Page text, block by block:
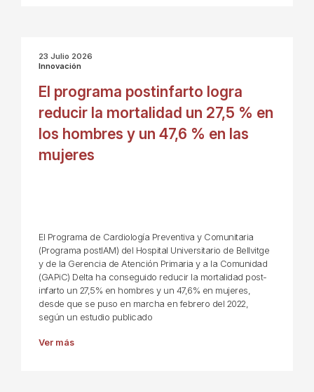
23 Julio 2026
Innovación
El programa postinfarto logra
reducir la mortalidad un 27,5 % en
los hombres y un 47,6 % en las
mujeres
El Programa de Cardiología Preventiva y Comunitaria
(Programa postIAM) del Hospital Universitario de Bellvitge
y de la Gerencia de Atención Primaria y a la Comunidad
(GAPiC) Delta ha conseguido reducir la mortalidad post-
infarto un 27,5% en hombres y un 47,6% en mujeres,
desde que se puso en marcha en febrero del 2022,
según un estudio publicado
Ver más